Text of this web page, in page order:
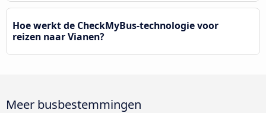
Hoe werkt de CheckMyBus-technologie voor
reizen naar Vianen?
Meer busbestemmingen